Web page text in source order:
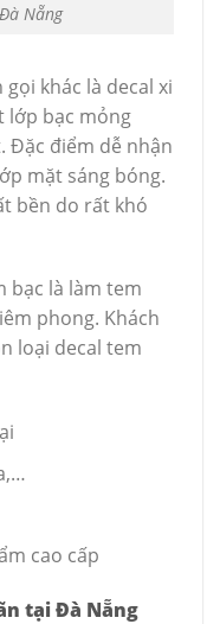
Nẵng
khác là decal xi
lớp bạc mỏng
Đặc điểm dễ nhận
mặt sáng bóng.
bền do rất khó
bạc là làm tem
phong. Khách
loại decal tem
cao cấp
tại Đà Nẵng